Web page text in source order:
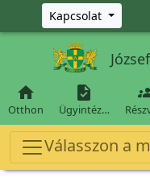
Ugrás a fő tartalomra
Kapcsolat

Otthon

Ügyintéz…
Válasszon a